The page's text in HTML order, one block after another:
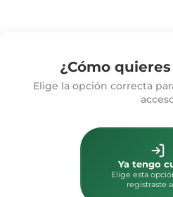
¿Cómo
Elige la opción correcta
Ya tengo
Elige esta
registraste